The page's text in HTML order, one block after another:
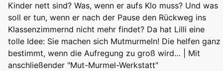
Kinder nett sind? Was, wenn er aufs Klo muss? Und was
soll er tun, wenn er nach der Pause den Rückweg ins
Klassenzimmernd nicht mehr findet? Da hat Lilli eine
tolle Idee: Sie machen sich Mutmurmeln! Die helfen ganz
bestimmt, wenn die Aufregung zu groß wird… | Mit
anschließender "Mut-Murmel-Werkstatt"